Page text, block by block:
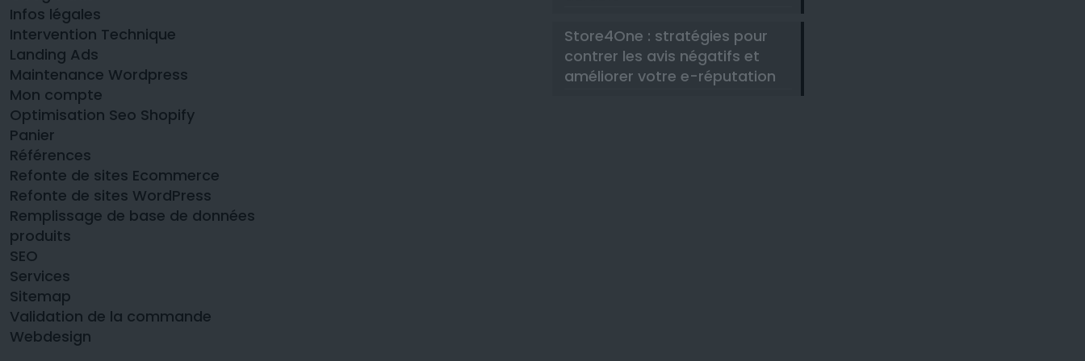
Infos légales
Intervention Technique
Landing Ads
Maintenance Wordpress
Mon compte
Optimisation Seo Shopify
Panier
Références
Refonte de sites Ecommerce
Refonte de sites WordPress
Remplissage de base de données
produits
SEO
Services
Sitemap
Validation de la commande
Webdesign
Store4One : stratégies pour
contrer les avis négatifs et
améliorer votre e-réputation